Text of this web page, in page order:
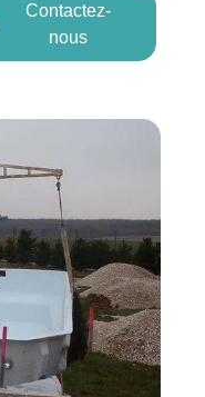
Contactez-
nous